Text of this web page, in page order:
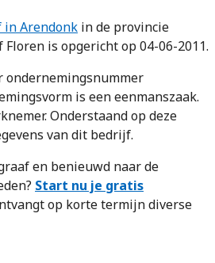
in Arendonk in de provincie
is opgericht op 04-06-2011.
ondernemingsnummer
is een eenmanszaak.
Onderstaand op deze
van dit bedrijf.
en benieuwd naar de
Start nu je gratis
op korte termijn diverse